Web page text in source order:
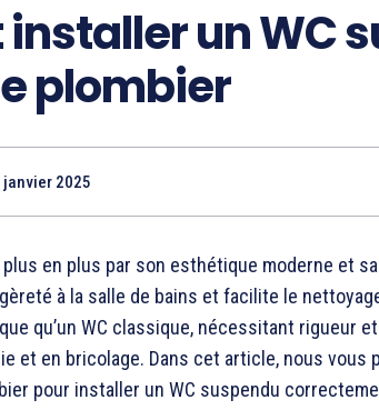
un WC
plombier
janvier 2025
en plus par son esthétique moderne et
à la salle de bains et facilite le
qu’un WC classique, nécessitant rigueur
et en bricolage. Dans cet article, nous vous
pour installer un WC suspendu